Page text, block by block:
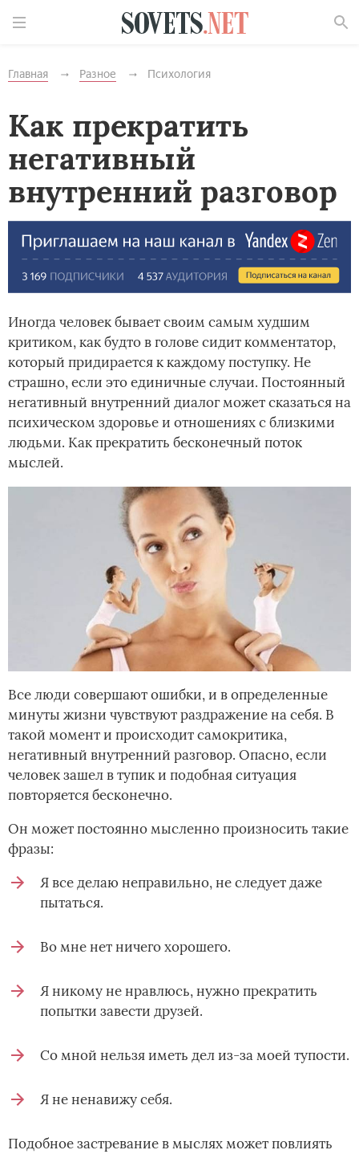
Главная Разное Психология
Как прекратить
негативный
внутренний разговор
Иногда человек бывает своим самым худшим
критиком, как будто в голове сидит комментатор,
который придирается к каждому поступку. Не
страшно, если это единичные случаи. Постоянный
негативный внутренний диалог может сказаться на
психическом здоровье и отношениях с близкими
людьми. Как прекратить бесконечный поток
мыслей.
Все люди совершают ошибки, и в определенные
минуты жизни чувствуют раздражение на себя. В
такой момент и происходит самокритика,
негативный внутренний разговор. Опасно, если
человек зашел в тупик и подобная ситуация
повторяется бесконечно.
Он может постоянно мысленно произносить такие
фразы:
Я все делаю неправильно, не следует даже
пытаться.
Во мне нет ничего хорошего.
Я никому не нравлюсь, нужно прекратить
попытки завести друзей.
Со мной нельзя иметь дел из-за моей тупости.
Я не ненавижу себя.
Подобное застревание в мыслях может повлиять